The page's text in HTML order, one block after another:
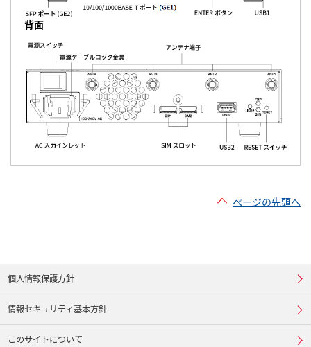
背面
ページの先頭へ
個人情報保護方針
情報セキュリティ基本方針
このサイトについて